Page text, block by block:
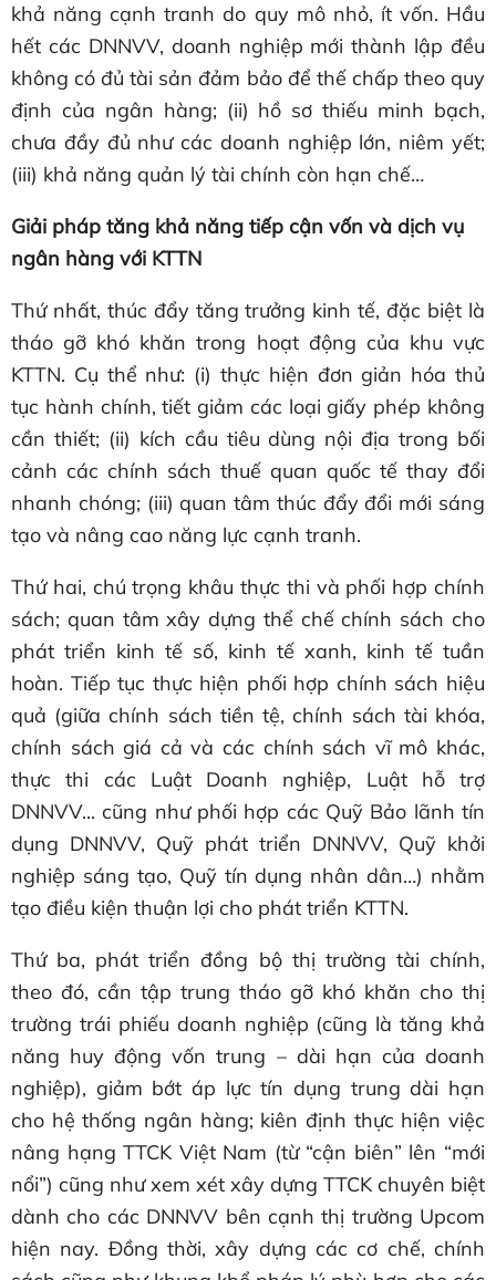
khả năng cạnh tranh do quy mô nhỏ, ít vốn. Hầu
hết các DNNVV, doanh nghiệp mới thành lập đều
không có đủ tài sản đảm bảo để thế chấp theo quy
định của ngân hàng; (ii) hồ sơ thiếu minh bạch,
chưa đầy đủ như các doanh nghiệp lớn, niêm yết;
(iii) khả năng quản lý tài chính còn hạn chế…
Giải pháp tăng khả năng tiếp cận vốn và dịch vụ
ngân hàng với KTTN
Thứ nhất, thúc đẩy tăng trưởng kinh tế, đặc biệt là
tháo gỡ khó khăn trong hoạt động của khu vực
KTTN. Cụ thể như: (i) thực hiện đơn giản hóa thủ
tục hành chính, tiết giảm các loại giấy phép không
cần thiết; (ii) kích cầu tiêu dùng nội địa trong bối
cảnh các chính sách thuế quan quốc tế thay đổi
nhanh chóng; (iii) quan tâm thúc đẩy đổi mới sáng
tạo và nâng cao năng lực cạnh tranh.
Thứ hai, chú trọng khâu thực thi và phối hợp chính
sách; quan tâm xây dựng thể chế chính sách cho
phát triển kinh tế số, kinh tế xanh, kinh tế tuần
hoàn. Tiếp tục thực hiện phối hợp chính sách hiệu
quả (giữa chính sách tiền tệ, chính sách tài khóa,
chính sách giá cả và các chính sách vĩ mô khác,
thực thi các Luật Doanh nghiệp, Luật hỗ trợ
DNNVV... cũng như phối hợp các Quỹ Bảo lãnh tín
dụng DNNVV, Quỹ phát triển DNNVV, Quỹ khởi
nghiệp sáng tạo, Quỹ tín dụng nhân dân…) nhằm
tạo điều kiện thuận lợi cho phát triển KTTN.
Thứ ba, phát triển đồng bộ thị trường tài chính,
theo đó, cần tập trung tháo gỡ khó khăn cho thị
trường trái phiếu doanh nghiệp (cũng là tăng khả
năng huy động vốn trung – dài hạn của doanh
nghiệp), giảm bớt áp lực tín dụng trung dài hạn
cho hệ thống ngân hàng; kiên định thực hiện việc
nâng hạng TTCK Việt Nam (từ “cận biên” lên “mới
nổi”) cũng như xem xét xây dựng TTCK chuyên biệt
dành cho các DNNVV bên cạnh thị trường Upcom
hiện nay. Đồng thời, xây dựng các cơ chế, chính